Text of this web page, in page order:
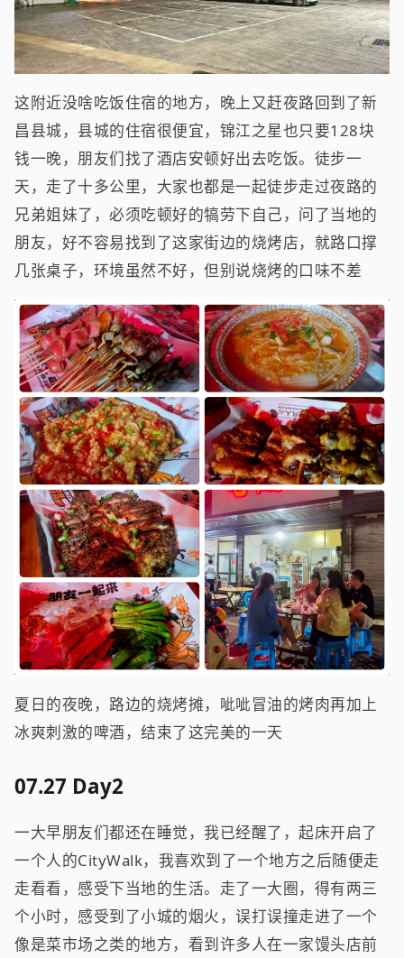
这附近没啥吃饭住宿的地方，晚上又赶夜路回到了新
昌县城，县城的住宿很便宜，锦江之星也只要128块
钱一晚，朋友们找了酒店安顿好出去吃饭。徒步一
天，走了十多公里，大家也都是一起徒步走过夜路的
兄弟姐妹了，必须吃顿好的犒劳下自己，问了当地的
朋友，好不容易找到了这家街边的烧烤店，就路口撑
几张桌子，环境虽然不好，但别说烧烤的口味不差
夏日的夜晚，路边的烧烤摊，呲呲冒油的烤肉再加上
冰爽刺激的啤酒，结束了这完美的一天
07.27 Day2
一大早朋友们都还在睡觉，我已经醒了，起床开启了
一个人的CityWalk，我喜欢到了一个地方之后随便走
走看看，感受下当地的生活。走了一大圈，得有两三
个小时，感受到了小城的烟火，误打误撞走进了一个
像是菜市场之类的地方，看到许多人在一家馒头店前